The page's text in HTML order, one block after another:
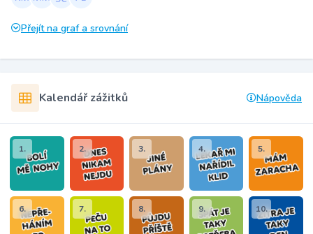
Přejít na graf a srovnání
Kalendář zážitků Nápověda
1. 2. 3. 4. 5.
6. 7. 8. 9. 10.